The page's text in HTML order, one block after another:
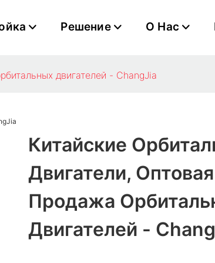
Решение О Нас
двигателей - ChangJia
Китайские
Двигатели, Оптовая
Продажа
Двигателей -